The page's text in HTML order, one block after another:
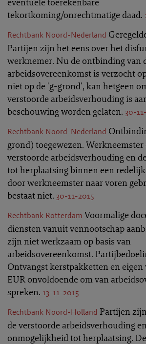
tekortkoming/onrechtmatige daad.
Rechtbank Noord-Nederland
Partijen zijn het eens over het
werknemer. Nu de ontbinding van
arbeidsovereenkomst is verzocht
niet op de 'g-grond', kan hetgeen
verstoorde arbeidsverhouding is
beschouwing worden gelaten. 30-
Rechtbank Noord-Nederland
grond) toegewezen.
verstoorde arbeidsverhouding en
tot herplaatsing binnen een
door werkneemster naar voren
bestaat niet. 30-11-2015
Rechtbank Rotterdam Voormalige
diensten vanuit vennootschap
zijn niet werkzaam op basis van
arbeidsovereenkomst.
Ontvangst kerstpakketten en
EUR onvoldoende om van
spreken. 13-11-2015
Rechtbank Noord-Holland Partijen
de verstoorde arbeidsverhouding
onmogelijkheid tot herplaatsing. De